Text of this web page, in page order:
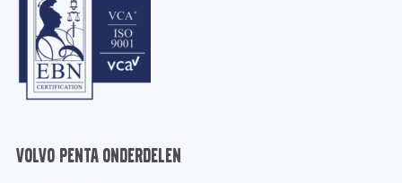
Volvo Penta onderdelen